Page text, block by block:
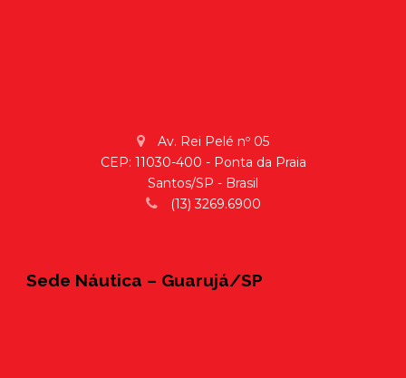
Av. Rei Pelé nº 05
CEP: 11030-400 - Ponta da Praia
Santos/SP - Brasil
(13) 3269.6900
Sede Náutica – Guarujá/SP